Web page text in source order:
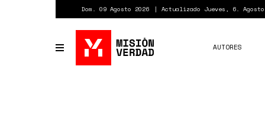
Dom. 09 Agosto 2026 Actualizado Jueves, 6.
Toggle
navigation
AUTORES